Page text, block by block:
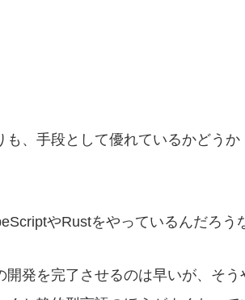
、手段として優れているかどうか
やRustをやっているんだろう
発を完了させるのは早いが、そう